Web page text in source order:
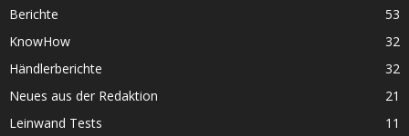
Berichte
53
KnowHow
32
Händlerberichte
32
Neues aus der Redaktion
21
Leinwand Tests
11